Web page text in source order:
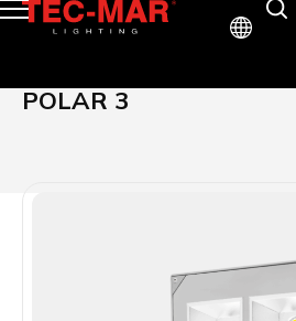
POLAR 3